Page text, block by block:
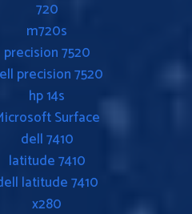
720
m720s
precision 7520
precision 7520
hp 14s
Surface
dell 7410
latitude 7410
latitude 7410
x280